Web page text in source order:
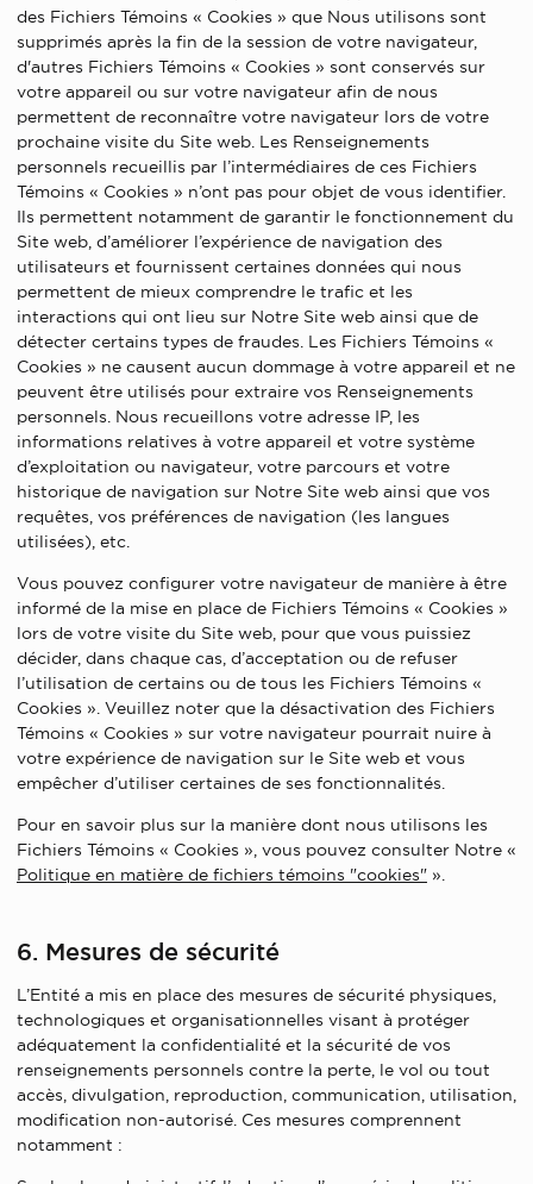
des Fichiers Témoins « Cookies » que Nous utilisons sont
supprimés après la fin de la session de votre navigateur,
d'autres Fichiers Témoins « Cookies » sont conservés sur
votre appareil ou sur votre navigateur afin de nous
permettent de reconnaître votre navigateur lors de votre
prochaine visite du Site web. Les Renseignements
personnels recueillis par l’intermédiaires de ces Fichiers
Témoins « Cookies » n’ont pas pour objet de vous identifier.
Ils permettent notamment de garantir le fonctionnement du
Site web, d’améliorer l’expérience de navigation des
utilisateurs et fournissent certaines données qui nous
permettent de mieux comprendre le trafic et les
interactions qui ont lieu sur Notre Site web ainsi que de
détecter certains types de fraudes. Les Fichiers Témoins «
Cookies » ne causent aucun dommage à votre appareil et ne
peuvent être utilisés pour extraire vos Renseignements
personnels. Nous recueillons votre adresse IP, les
informations relatives à votre appareil et votre système
d’exploitation ou navigateur, votre parcours et votre
historique de navigation sur Notre Site web ainsi que vos
requêtes, vos préférences de navigation (les langues
utilisées), etc.
Vous pouvez configurer votre navigateur de manière à être
informé de la mise en place de Fichiers Témoins « Cookies »
lors de votre visite du Site web, pour que vous puissiez
décider, dans chaque cas, d’acceptation ou de refuser
l’utilisation de certains ou de tous les Fichiers Témoins «
Cookies ». Veuillez noter que la désactivation des Fichiers
Témoins « Cookies » sur votre navigateur pourrait nuire à
votre expérience de navigation sur le Site web et vous
empêcher d’utiliser certaines de ses fonctionnalités.
Pour en savoir plus sur la manière dont nous utilisons les
Fichiers Témoins « Cookies », vous pouvez consulter Notre «
Politique en matière de fichiers témoins "cookies" ».
6. Mesures de sécurité
L’Entité a mis en place des mesures de sécurité physiques,
technologiques et organisationnelles visant à protéger
adéquatement la confidentialité et la sécurité de vos
renseignements personnels contre la perte, le vol ou tout
accès, divulgation, reproduction, communication, utilisation,
modification non-autorisé. Ces mesures comprennent
notamment :